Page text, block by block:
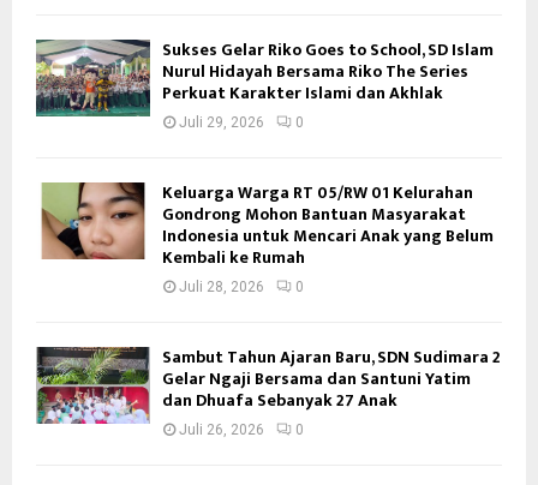
Sukses Gelar Riko Goes to School, SD Islam
Nurul Hidayah Bersama Riko The Series
Perkuat Karakter Islami dan Akhlak
Juli 29, 2026 0
Keluarga Warga RT 05/RW 01 Kelurahan
Gondrong Mohon Bantuan Masyarakat
Indonesia untuk Mencari Anak yang Belum
Kembali ke Rumah
Juli 28, 2026 0
Sambut Tahun Ajaran Baru, SDN Sudimara 2
Gelar Ngaji Bersama dan Santuni Yatim
dan Dhuafa Sebanyak 27 Anak
Juli 26, 2026 0